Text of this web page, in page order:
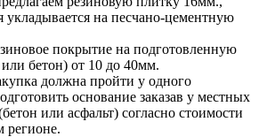
укладывается на песчано-цементную
покрытие на подготовленную
или бетон) от 10 до 40мм.
должна пройти у одного
основание заказав у местных
или асфальт) согласно стоимости
регионе.